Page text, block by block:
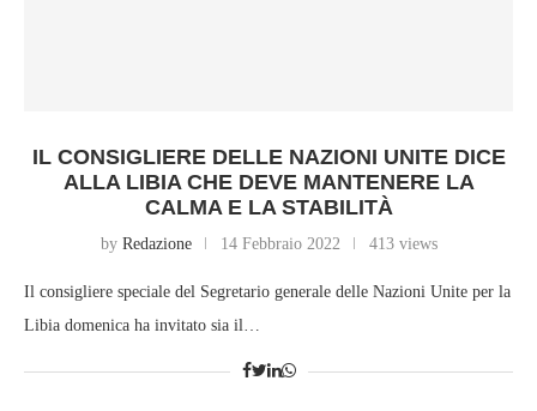
IL CONSIGLIERE DELLE NAZIONI UNITE DICE
ALLA LIBIA CHE DEVE MANTENERE LA
CALMA E LA STABILITÀ
by Redazione 14 Febbraio 2022 413 views
Il consigliere speciale del Segretario generale delle Nazioni Unite per la
Libia domenica ha invitato sia il…